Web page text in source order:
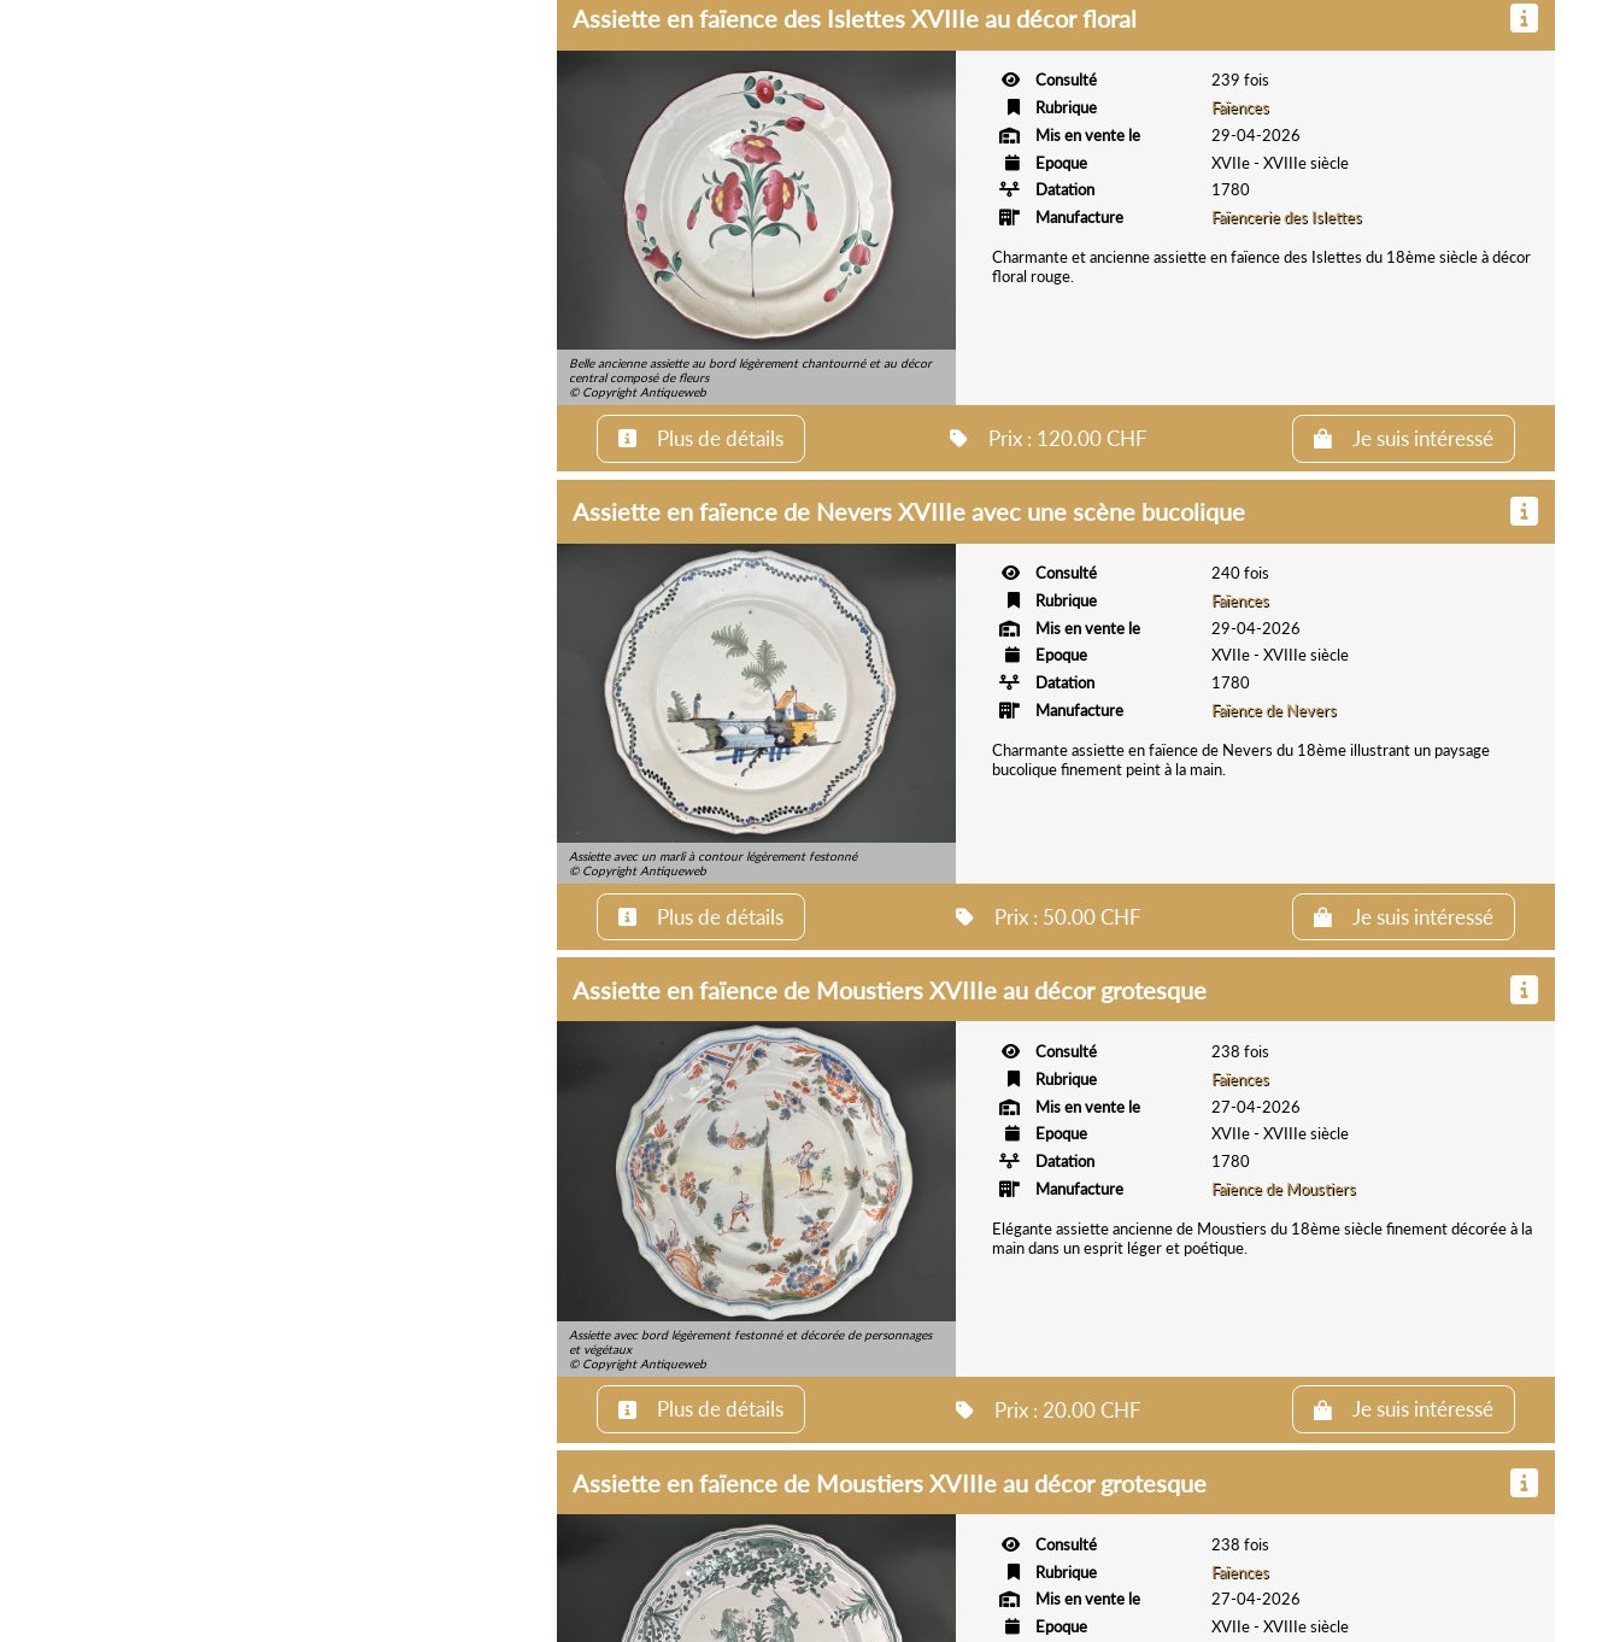
Assiette en faïence des Islettes XVIIIe au décor floral
Belle ancienne assiette au bord légèrement chantourné et au décor
central composé de fleurs
© Copyright Antiqueweb
Consulté
239 fois
Rubrique
Faïences
Mis en vente le
29-04-2026
Epoque
XVIIe - XVIIIe siècle
Datation
1780
Manufacture
Faïencerie des Islettes
Charmante et ancienne assiette en faïence des Islettes du 18ème siècle à décor
floral rouge.
Plus de détails Prix : 120.00 CHF Je suis intéressé
Assiette en faïence de Nevers XVIIIe avec une scène bucolique
Assiette avec un marli à contour légèrement festonné
© Copyright Antiqueweb
Consulté
240 fois
Rubrique
Faïences
Mis en vente le
29-04-2026
Epoque
XVIIe - XVIIIe siècle
Datation
1780
Manufacture
Faïence de Nevers
Charmante assiette en faïence de Nevers du 18ème illustrant un paysage
bucolique finement peint à la main.
Plus de détails Prix : 50.00 CHF Je suis intéressé
Assiette en faïence de Moustiers XVIIIe au décor grotesque
Assiette avec bord légèrement festonné et décorée de personnages
et végétaux
© Copyright Antiqueweb
Consulté
238 fois
Rubrique
Faïences
Mis en vente le
27-04-2026
Epoque
XVIIe - XVIIIe siècle
Datation
1780
Manufacture
Faïence de Moustiers
Elégante assiette ancienne de Moustiers du 18ème siècle finement décorée à la
main dans un esprit léger et poétique.
Plus de détails Prix : 20.00 CHF Je suis intéressé
Assiette en faïence de Moustiers XVIIIe au décor grotesque
Consulté
238 fois
Rubrique
Faïences
Mis en vente le
27-04-2026
Epoque
XVIIe - XVIIIe siècle